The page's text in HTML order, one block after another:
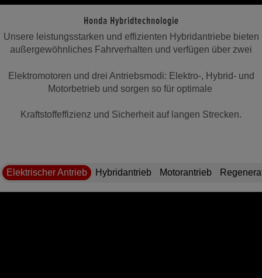
Honda Hybridtechnologie
Unsere leistungsstarken und effizienten Hybridantriebe bieten
außergewöhnliches Fahrverhalten und verfügen über zwei
Elektromotoren und drei Antriebsmodi: Elektro-, Hybrid- und
Motorbetrieb und sorgen so für optimale
Kraftstoffeffizienz und Sicherheit auf langen Strecken.
Elektrischer Antrieb Hybridantrieb Motorantrieb